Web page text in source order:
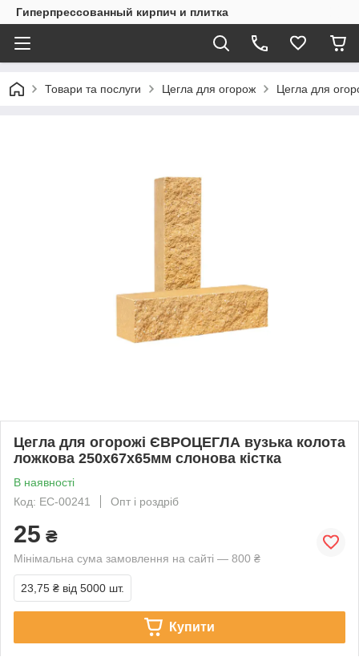
Гиперпрессованный кирпич и плитка
Товари та послуги Цегла для огорож Цегла для
Цегла для огорожі ЄВРОЦЕГЛА вузька колота
ложкова 250х67х65мм слонова кістка
В наявності
Код: EC-00241
Опт і роздріб
25 ₴
Мінімальна сума замовлення на сайті — 800 ₴
23,75 ₴ від 5000 шт.
Купити